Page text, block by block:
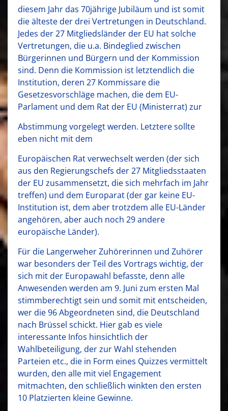
diesem Jahr das 70jährige Jubiläum und ist somit
die älteste der drei Vertretungen in Deutschland.
Jedes der 27 Mitgliedsländer der EU hat solche
Vertretungen, die u.a. Bindeglied zwischen
Bürgerinnen und Bürgern und der Kommission
sind. Denn die Kommission ist letztendlich die
Institution, deren 27 Kommissare die
Gesetzesvorschläge machen, die dem EU-
Parlament und dem Rat der EU (Ministerrat) zur
Abstimmung vorgelegt werden. Letztere sollte
eben nicht mit dem
Europäischen Rat verwechselt werden (der sich
aus den Regierungschefs der 27 Mitgliedsstaaten
der EU zusammensetzt, die sich mehrfach im Jahr
treffen) und dem Europarat (der gar keine EU-
Institution ist, dem aber trotzdem alle EU-Länder
angehören, aber auch noch 29 andere
europäische Länder).
Für die Langerweher Zuhörerinnen und Zuhörer
war besonders der Teil des Vortrags wichtig, der
sich mit der Europawahl befasste, denn alle
Anwesenden werden am 9. Juni zum ersten Mal
stimmberechtigt sein und somit mit entscheiden,
wer die 96 Abgeordneten sind, die Deutschland
nach Brüssel schickt. Hier gab es viele
interessante Infos hinsichtlich der
Wahlbeteiligung, der zur Wahl stehenden
Parteien etc., die in Form eines Quizzes vermittelt
wurden, den alle mit viel Engagement
mitmachten, den schließlich winkten den ersten
10 Platzierten kleine Gewinne.